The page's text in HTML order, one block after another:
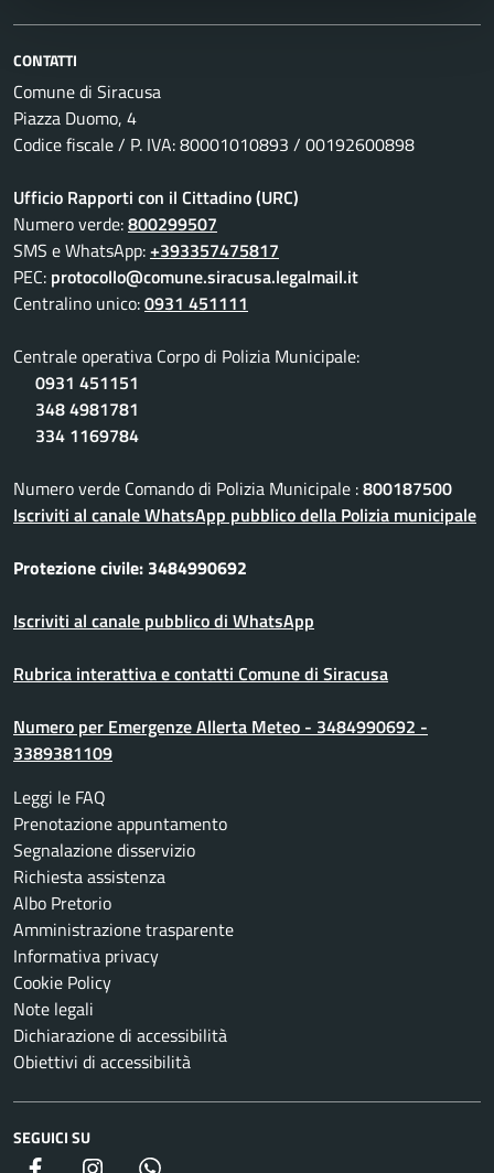
CONTATTI
Comune di Siracusa
Piazza Duomo, 4
Codice fiscale / P. IVA: 80001010893 / 00192600898
Ufficio Rapporti con il Cittadino (URC)
Numero verde:800299507
SMS e WhatsApp:+393357475817
PEC: protocollo@comune.siracusa.legalmail.it
Centralino unico:0931 451111
Centrale operativa Corpo di Polizia Municipale:
0931 451151
348 4981781
334 1169784
Numero verde Comando di Polizia Municipale :800187500
Iscriviti al canale WhatsApp pubblico della Polizia municipale
Protezione civile: 3484990692
Iscriviti al canale pubblico di WhatsApp
Rubrica interattiva e contatti Comune di Siracusa
Numero per Emergenze Allerta Meteo - 3484990692 -
3389381109
Leggi le FAQ
Prenotazione appuntamento
Segnalazione disservizio
Richiesta assistenza
Albo Pretorio
Amministrazione trasparente
Informativa privacy
Cookie Policy
Note legali
Dichiarazione di accessibilità
Obiettivi di accessibilità
SEGUICI SU